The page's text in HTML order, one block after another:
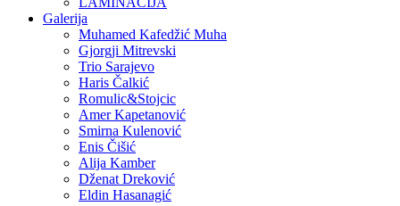
Galerija
Muhamed Kafedžić Muha
Gjorgji Mitrevski
Trio Sarajevo
Haris Čalkić
Romulic&Stojcic
Amer Kapetanović
Smirna Kulenović
Enis Čišić
Alija Kamber
Dženat Dreković
Eldin Hasanagić